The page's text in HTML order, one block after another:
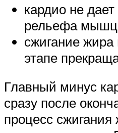
кардио не дает
рельефа
сжигание
этапе
Главный минус
сразу после
процесс сжигания